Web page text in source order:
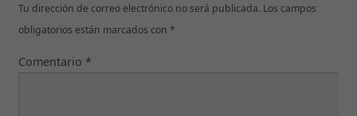
Tu dirección de correo electrónico no será publicada. Los campos
obligatorios están marcados con *
Comentario *